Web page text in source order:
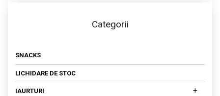
Categorii
SNACKS
LICHIDARE DE STOC
IAURTURI +